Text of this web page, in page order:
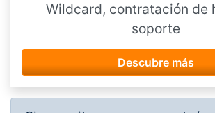
Wildcard, contratación de
soporte
Descubre más